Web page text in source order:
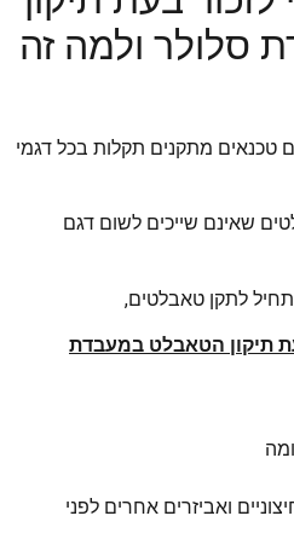
סלולר ולמה זה
טכנאים מתקנים תקלות בכל דגמי
שאינם שייכים לשום דגם
לתקן טאבלטים,
בעת תיקון הטאבלט במעבדת
ואביזרים אחרים לפני